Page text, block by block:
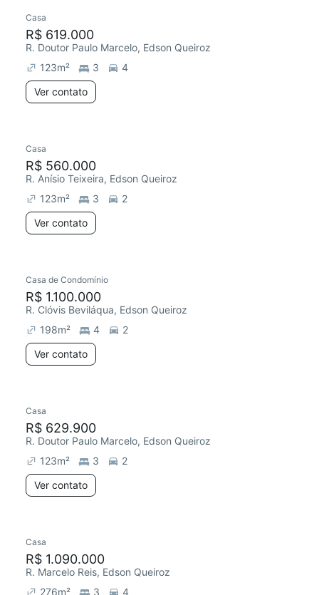
Casa
R$ 619.000
R. Doutor Paulo Marcelo, Edson Queiroz
123m² 3
4
Ver contato
Casa
R$ 560.000
R. Anísio Teixeira, Edson Queiroz
123m² 3
2
Ver contato
Casa de Condomínio
R$ 1.100.000
R. Clóvis Beviláqua, Edson Queiroz
198m² 4
2
Ver contato
Casa
R$ 629.900
R. Doutor Paulo Marcelo, Edson Queiroz
123m² 3
2
Ver contato
Casa
R$ 1.090.000
R. Marcelo Reis, Edson Queiroz
276m² 3 4